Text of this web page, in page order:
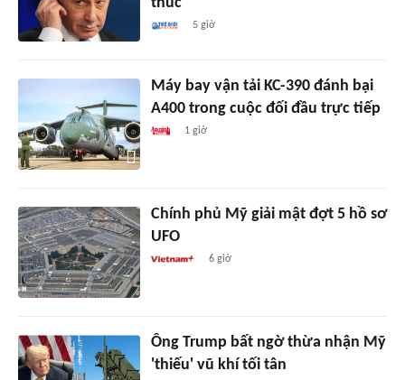
5 giờ
Máy bay vận tải KC-390 đánh bại
A400 trong cuộc đối đầu trực tiếp
1 giờ
Chính phủ Mỹ giải mật đợt 5 hồ sơ
UFO
6 giờ
Ông Trump bất ngờ thừa nhận Mỹ
'thiếu' vũ khí tối tân